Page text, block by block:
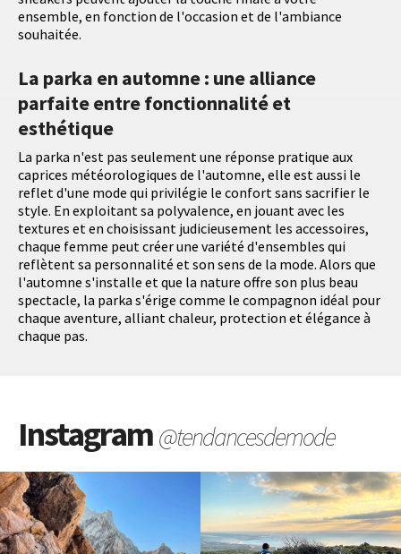
ensemble, en fonction de l'occasion et de l'ambiance
souhaitée.
La parka en automne : une alliance
parfaite entre fonctionnalité et
esthétique
La parka n'est pas seulement une réponse pratique aux
caprices météorologiques de l'automne, elle est aussi le
reflet d'une mode qui privilégie le confort sans sacrifier le
style. En exploitant sa polyvalence, en jouant avec les
textures et en choisissant judicieusement les accessoires,
chaque femme peut créer une variété d'ensembles qui
reflètent sa personnalité et son sens de la mode. Alors que
l'automne s'installe et que la nature offre son plus beau
spectacle, la parka s'érige comme le compagnon idéal pour
chaque aventure, alliant chaleur, protection et élégance à
chaque pas.
Instagram@tendancesdemode